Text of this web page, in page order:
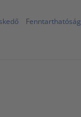
Fenntarthatóság